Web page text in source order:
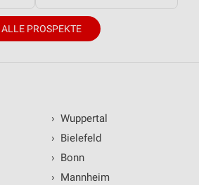
ALLE PROSPEKTE
› Wuppertal
› Bielefeld
› Bonn
› Mannheim